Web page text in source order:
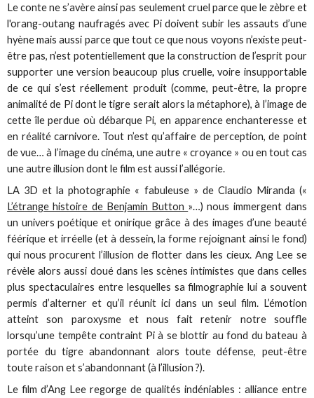
Le conte ne s’avère ainsi pas seulement cruel parce que le zèbre et
l'orang-outang naufragés avec Pi doivent subir les assauts d’une
hyène mais aussi parce que tout ce que nous voyons n’existe peut-
être pas, n’est potentiellement que la construction de l’esprit pour
supporter une version beaucoup plus cruelle, voire insupportable
de ce qui s’est réellement produit (comme, peut-être, la propre
animalité de Pi dont le tigre serait alors la métaphore), à l’image de
cette île perdue où débarque Pi, en apparence enchanteresse et
en réalité carnivore. Tout n’est qu’affaire de perception, de point
de vue… à l’image du cinéma, une autre « croyance » ou en tout cas
une autre illusion dont le film est aussi l’allégorie.
LA 3D et la photographie « fabuleuse » de Claudio Miranda («
L’étrange histoire de Benjamin Button »…) nous immergent dans
un univers poétique et onirique grâce à des images d’une beauté
féérique et irréelle (et à dessein, la forme rejoignant ainsi le fond)
qui nous procurent l’illusion de flotter dans les cieux. Ang Lee se
révèle alors aussi doué dans les scènes intimistes que dans celles
plus spectaculaires entre lesquelles sa filmographie lui a souvent
permis d’alterner et qu’il réunit ici dans un seul film. L’émotion
atteint son paroxysme et nous fait retenir notre souffle
lorsqu’une tempête contraint Pi à se blottir au fond du bateau à
portée du tigre abandonnant alors toute défense, peut-être
toute raison et s’abandonnant (à l’illusion ?).
Le film d’Ang Lee regorge de qualités indéniables : alliance entre